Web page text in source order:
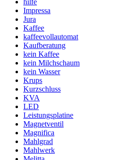
Impressa
Jura
Kaffee
kaffeevollautomat
Kaufberatung
kein Kaffee
kein Milchschaum
kein Wasser
Krups
Kurzschluss
KVA
LED
Leistungsplatine
Magnetventil
Magnifica
Mahlgrad
Mahlwerk